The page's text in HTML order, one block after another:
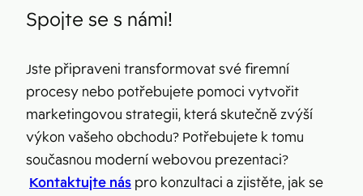
Spojte se s námi!
Jste připraveni transformovat své firemní
procesy nebo potřebujete pomoci vytvořit
marketingovou strategii, která skutečně zvýší
výkon vašeho obchodu? Potřebujete k tomu
současnou moderní webovou prezentaci?
Kontaktujte nás pro konzultaci a zjistěte, jak se